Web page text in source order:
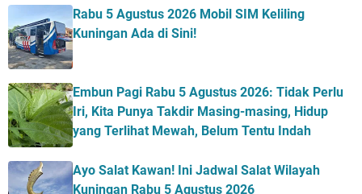
Rabu 5 Agustus 2026 Mobil SIM Keliling
Kuningan Ada di Sini!
Embun Pagi Rabu 5 Agustus 2026: Tidak Perlu
Iri, Kita Punya Takdir Masing-masing, Hidup
yang Terlihat Mewah, Belum Tentu Indah
Ayo Salat Kawan! Ini Jadwal Salat Wilayah
Kuningan Rabu 5 Agustus 2026